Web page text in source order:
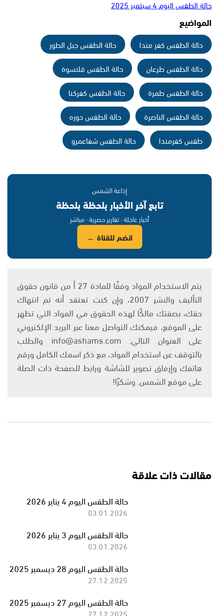
حالة الطقس اليوم 4 سبتمبر 2025
المواضيع
حالة الطقس كفر مندا
حالة الطقس جبل الطور
حالة الطقس طرعان
حالة الطقس قلنسوة
حالة الطقس طمرة
حالة الطقس كفركنا
حالة الطقس الناصرة
حالة الطقس حوره
طقس كفرمندا
حالة الطقس شفاعمرو
إذاعة الشمس
تابع آخر الأخبار بلحظة بلحظة
أخبار عاجلة · تقارير حصرية · مباشر
انضم للقناة ←
يتم الاستخدام المواد وفقًا للمادة 27 أ من قانون حقوق
التأليف والنشر 2007، وإن كنت تعتقد أنه تم انتهاك
حقك، بصفتك مالكًا لهذه الحقوق في المواد التي تظهر
على الموقع، فيمكنك التواصل معنا عبر البريد الإلكتروني
على العنوان التالي: info@ashams.com والطلب
بالتوقف عن استخدام المواد، مع ذكر اسمك الكامل ورقم
هاتفك وإرفاق تصوير للشاشة ورابط للصفحة ذات الصلة
على موقع الشمس. وشكرًا!
مقالات ذات علاقة
حالة الطقس اليوم 4 يناير 2026
03.01.2026
حالة الطقس اليوم 3 يناير 2026
03.01.2026
حالة الطقس اليوم 28 ديسمبر 2025
27.12.2025
حالة الطقس اليوم 27 ديسمبر 2025